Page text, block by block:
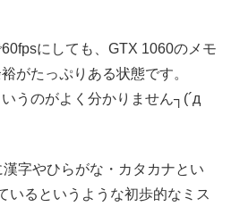
にしても、GTX 1060のメモ
がたっぷりある状態です。
うのがよく分かりません┐(´д
字やひらがな・カタカナとい
いるというような初歩的なミス